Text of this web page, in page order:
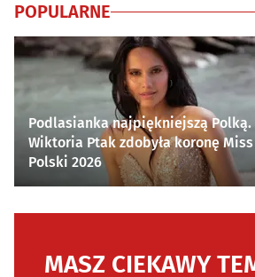
POPULARNE
Podlasianka najpiękniejszą Polką.
Wiktoria Ptak zdobyła koronę Miss
Polski 2026
MASZ CIEKAWY